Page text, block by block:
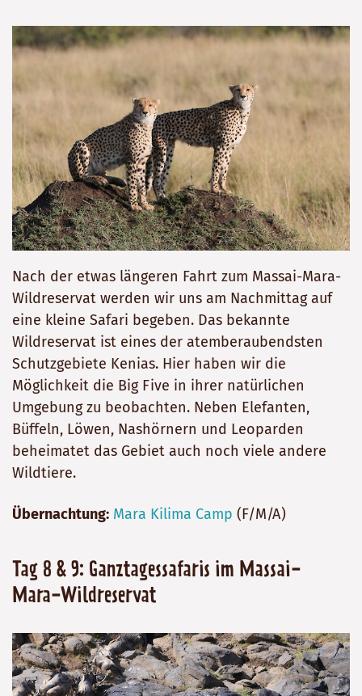
Nach der etwas längeren Fahrt zum Massai-Mara-
Wildreservat werden wir uns am Nachmittag auf
eine kleine Safari begeben. Das bekannte
Wildreservat ist eines der atemberaubendsten
Schutzgebiete Kenias. Hier haben wir die
Möglichkeit die Big Five in ihrer natürlichen
Umgebung zu beobachten. Neben Elefanten,
Büffeln, Löwen, Nashörnern und Leoparden
beheimatet das Gebiet auch noch viele andere
Wildtiere.
Übernachtung: Mara Kilima Camp (F/M/A)
Tag 8 & 9: Ganztagessafaris im Massai-
Mara-Wildreservat